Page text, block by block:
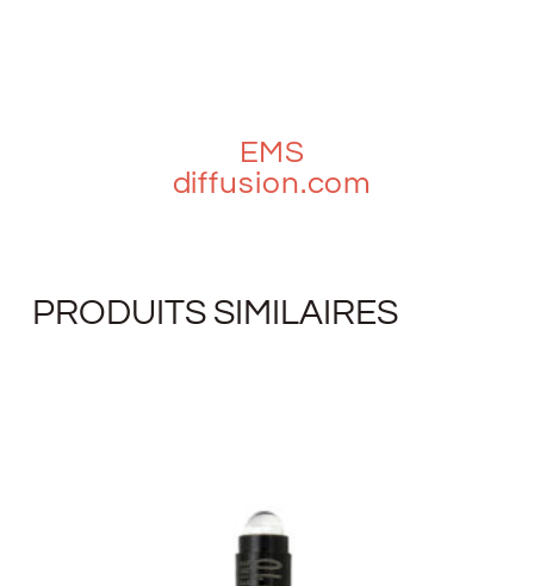
EMS
diffusion.com
PRODUITS SIMILAIRES